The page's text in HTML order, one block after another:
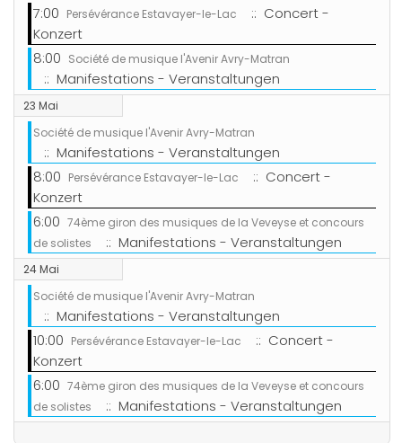
7:00 Persévérance Estavayer-le-Lac
:: Concert -
Konzert
8:00 Société de musique l'Avenir Avry-Matran
:: Manifestations - Veranstaltungen
23 Mai
Société de musique l'Avenir Avry-Matran
:: Manifestations - Veranstaltungen
8:00 Persévérance Estavayer-le-Lac
:: Concert -
Konzert
6:00 74ème giron des musiques de la Veveyse et concours
de solistes
:: Manifestations - Veranstaltungen
24 Mai
Société de musique l'Avenir Avry-Matran
:: Manifestations - Veranstaltungen
10:00 Persévérance Estavayer-le-Lac
:: Concert -
Konzert
6:00 74ème giron des musiques de la Veveyse et concours
de solistes
:: Manifestations - Veranstaltungen